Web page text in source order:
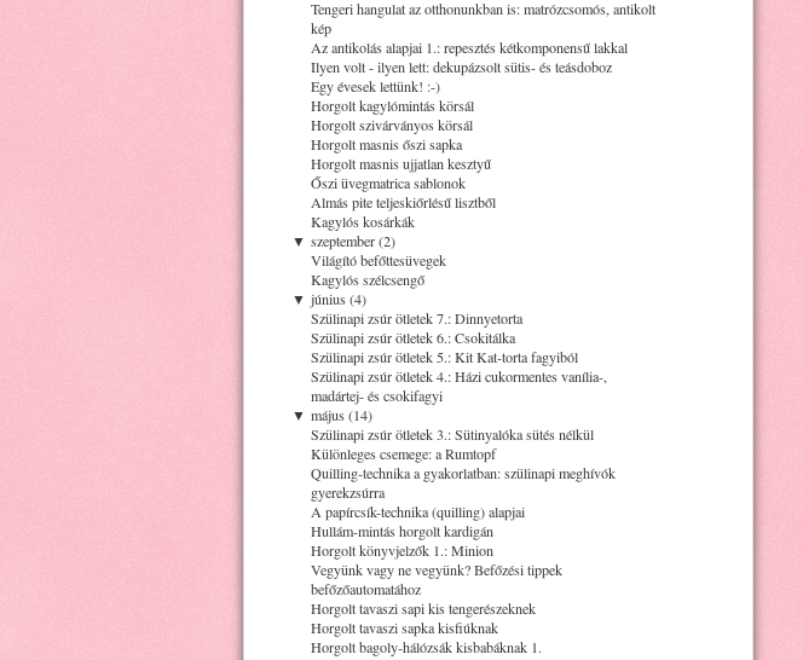
Tengeri hangulat az otthonunkban is: matrózcsomós, antikolt
kép
Az antikolás alapjai 1.: repesztés kétkomponensű lakkal
Ilyen volt - ilyen lett: dekupázsolt sütis- és teásdoboz
Egy évesek lettünk! :-)
Horgolt kagylómintás körsál
Horgolt szivárványos körsál
Horgolt masnis őszi sapka
Horgolt masnis ujjatlan kesztyű
Őszi üvegmatrica sablonok
Almás pite teljeskiőrlésű lisztből
Kagylós kosárkák
▼ szeptember (2)
Világító befőttesüvegek
Kagylós szélcsengő
▼ június (4)
Szülinapi zsúr ötletek 7.: Dinnyetorta
Szülinapi zsúr ötletek 6.: Csokitálka
Szülinapi zsúr ötletek 5.: Kit Kat-torta fagyiból
Szülinapi zsúr ötletek 4.: Házi cukormentes vanília-,
madártej- és csokifagyi
▼ május (14)
Szülinapi zsúr ötletek 3.: Sütinyalóka sütés nélkül
Különleges csemege: a Rumtopf
Quilling-technika a gyakorlatban: szülinapi meghívók
gyerekzsúrra
A papírcsík-technika (quilling) alapjai
Hullám-mintás horgolt kardigán
Horgolt könyvjelzők 1.: Minion
Vegyünk vagy ne vegyünk? Befőzési tippek
befőzőautomatához
Horgolt tavaszi sapi kis tengerészeknek
Horgolt tavaszi sapka kisfiúknak
Horgolt bagoly-hálózsák kisbabáknak 1.